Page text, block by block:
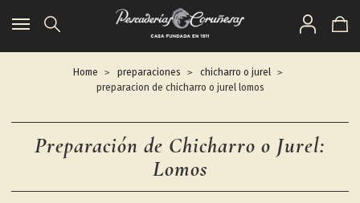
Toggle
Home preparaciones
chicharro o jurel
preparacion de chicharro o jurel lomos
Preparación de Chicharro o Jurel:
Lomos